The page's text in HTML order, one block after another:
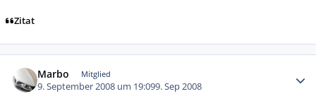
Zitat
Marbo Mitglied
9. September 2008 um 19:099. Sep 2008